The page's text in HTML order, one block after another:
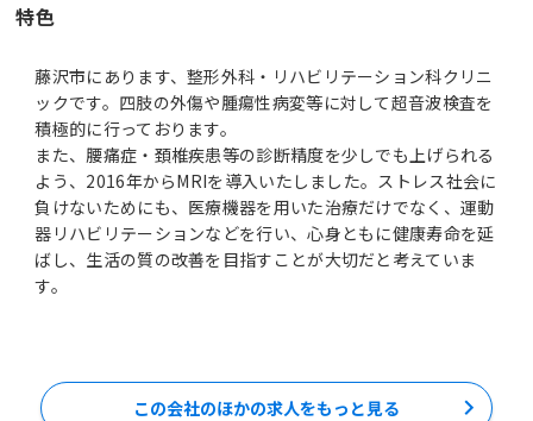
特色
藤沢市にあります、整形外科・リハビリテーション科クリニ
ックです。四肢の外傷や腫瘍性病変等に対して超音波検査を
積極的に行っております。
また、腰痛症・頚椎疾患等の診断精度を少しでも上げられる
よう、2016年からMRIを導入いたしました。ストレス社会に
負けないためにも、医療機器を用いた治療だけでなく、運動
器リハビリテーションなどを行い、心身ともに健康寿命を延
ばし、生活の質の改善を目指すことが大切だと考えていま
す。
この会社のほかの求人をもっと見る